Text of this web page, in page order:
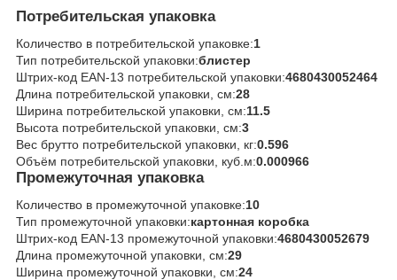
Потребительская упаковка
Количество в потребительской упаковке:1
Тип потребительской упаковки:блистер
Штрих-код EAN-13 потребительской упаковки:4680430052464
Длина потребительской упаковки, см:28
Ширина потребительской упаковки, см:11.5
Высота потребительской упаковки, см:3
Вес брутто потребительской упаковки, кг:0.596
Объём потребительской упаковки, куб.м:0.000966
Промежуточная упаковка
Количество в промежуточной упаковке:10
Тип промежуточной упаковки:картонная коробка
Штрих-код EAN-13 промежуточной упаковки:4680430052679
Длина промежуточной упаковки, см:29
Ширина промежуточной упаковки, см:24